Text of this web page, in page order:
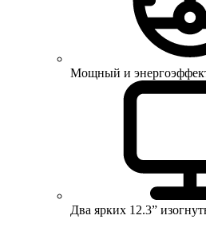
Мощный и
Два ярких 12.3”